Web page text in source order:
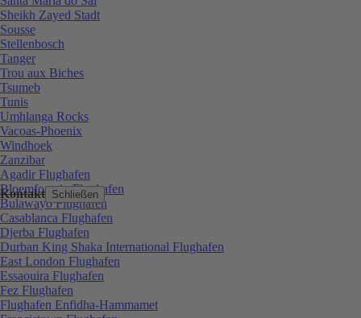
Kontakt Schließen
Sheikh Zayed Stadt
Sousse
Stellenbosch
Tanger
Trou aux Biches
Tsumeb
Tunis
Umhlanga Rocks
Vacoas-Phoenix
Windhoek
Zanzibar
Agadir Flughafen
Bloemfontein Flughafen
Bulawayo Flughafen
Casablanca Flughafen
Djerba Flughafen
Durban King Shaka International Flughafen
East London Flughafen
Essaouira Flughafen
Fez Flughafen
Flughafen Enfidha-Hammamet